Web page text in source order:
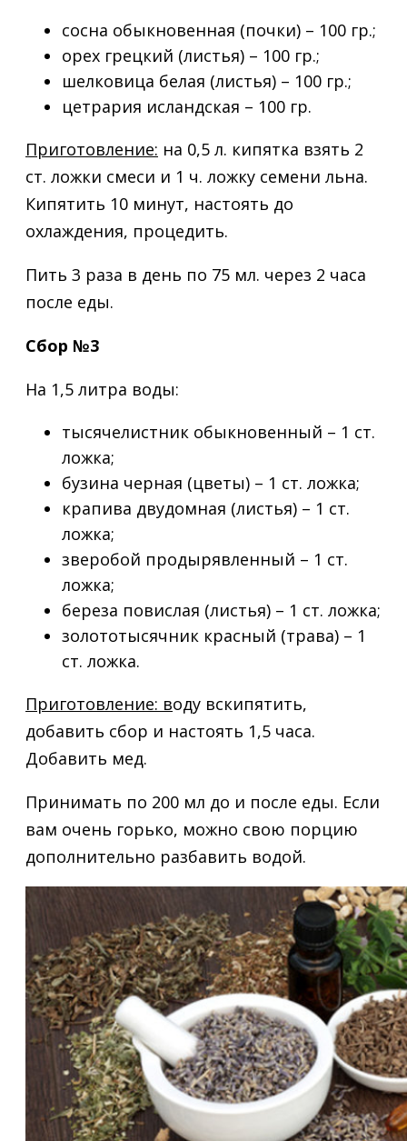
сосна обыкновенная (почки) – 100 гр.;
орех грецкий (листья) – 100 гр.;
шелковица белая (листья) – 100 гр.;
цетрария исландская – 100 гр.
Приготовление: на 0,5 л. кипятка взять 2
ст. ложки смеси и 1 ч. ложку семени льна.
Кипятить 10 минут, настоять до
охлаждения, процедить.
Пить 3 раза в день по 75 мл. через 2 часа
после еды.
Сбор №3
На 1,5 литра воды:
тысячелистник обыкновенный – 1 ст.
ложка;
бузина черная (цветы) – 1 ст. ложка;
крапива двудомная (листья) – 1 ст.
ложка;
зверобой продырявленный – 1 ст.
ложка;
береза повислая (листья) – 1 ст. ложка;
золототысячник красный (трава) – 1
ст. ложка.
Приготовление: воду вскипятить,
добавить сбор и настоять 1,5 часа.
Добавить мед.
Принимать по 200 мл до и после еды. Если
вам очень горько, можно свою порцию
дополнительно разбавить водой.